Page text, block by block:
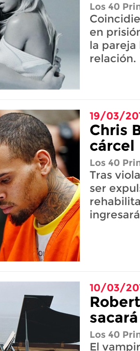
Los 40
en
la pareja
relación.
19/03/
Chris
cárcel
Los 40
Tras
ser
10/03/
Los 40
El